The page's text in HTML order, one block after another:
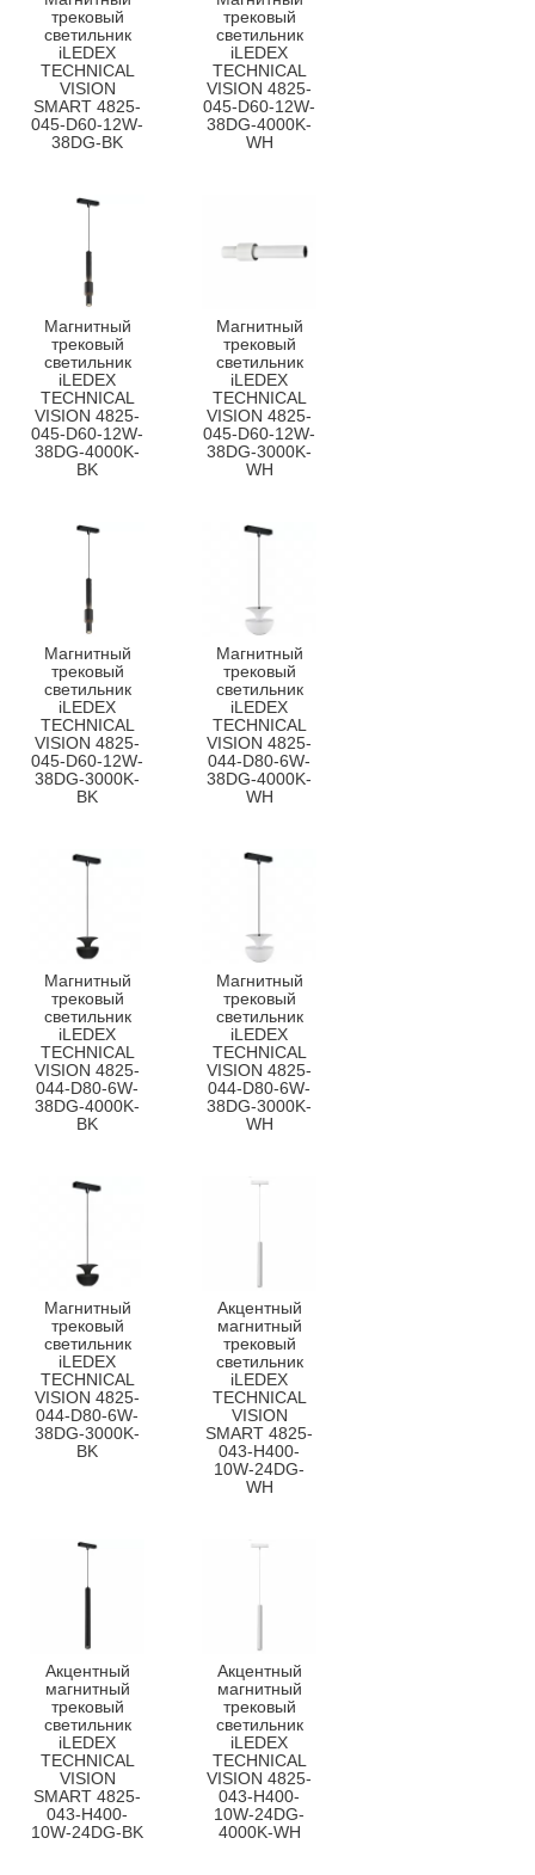
трековый
светильник
iLEDEX
TECHNICAL
VISION
SMART 4825-
045-D60-12W-
38DG-BK
трековый
светильник
iLEDEX
TECHNICAL
VISION 4825-
045-D60-12W-
38DG-4000K-
WH
Магнитный
трековый
светильник
iLEDEX
TECHNICAL
VISION 4825-
045-D60-12W-
38DG-4000K-
BK
Магнитный
трековый
светильник
iLEDEX
TECHNICAL
VISION 4825-
045-D60-12W-
38DG-3000K-
WH
Магнитный
трековый
светильник
iLEDEX
TECHNICAL
VISION 4825-
045-D60-12W-
38DG-3000K-
BK
Магнитный
трековый
светильник
iLEDEX
TECHNICAL
VISION 4825-
044-D80-6W-
38DG-4000K-
WH
Магнитный
трековый
светильник
iLEDEX
TECHNICAL
VISION 4825-
044-D80-6W-
38DG-4000K-
BK
Магнитный
трековый
светильник
iLEDEX
TECHNICAL
VISION 4825-
044-D80-6W-
38DG-3000K-
WH
Магнитный
трековый
светильник
iLEDEX
TECHNICAL
VISION 4825-
044-D80-6W-
38DG-3000K-
BK
Акцентный
магнитный
трековый
светильник
iLEDEX
TECHNICAL
VISION
SMART 4825-
043-H400-
10W-24DG-
WH
Акцентный
магнитный
трековый
светильник
iLEDEX
TECHNICAL
VISION
SMART 4825-
043-H400-
10W-24DG-BK
Акцентный
магнитный
трековый
светильник
iLEDEX
TECHNICAL
VISION 4825-
043-H400-
10W-24DG-
4000K-WH